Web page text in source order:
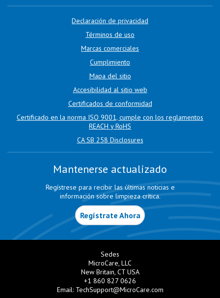
Declaración de privacidad
Términos de uso
Marcas comerciales
Cumplimiento
Mapa del sitio
Accesibilidad al sitio web
Certificados de conformidad
Certificado en la norma ISO 9001, cumple con los reglamentos
REACH y RoHS
CA SB 258 Disclosures
Mantenerse actualizado
Regístrese para recibir las últimas noticias e
información sobre limpieza crítica.
Regístrate Ahora
Sedes
MicroCare, LLC
New Britain, CT USA
+1 860 827 0626
Email: TechSupport@MicroCare.com